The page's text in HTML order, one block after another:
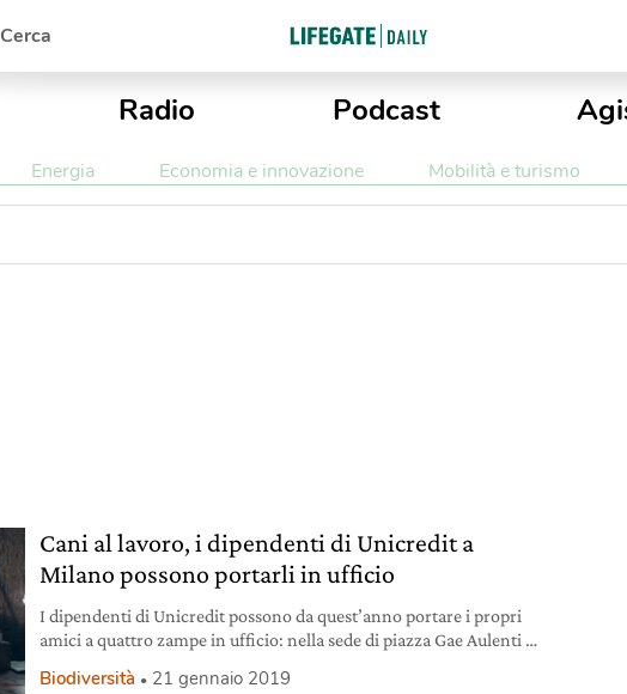
Cerca
Radio Podcast
Energia Economia e innovazione Mobilità e turismo
Cani al lavoro, i dipendenti di Unicredit a
Milano possono portarli in ufficio
I dipendenti di Unicredit possono da quest’anno portare i propri
amici a quattro zampe in ufficio: nella sede di piazza Gae Aulenti a
Biodiversità 21 gennaio 2019